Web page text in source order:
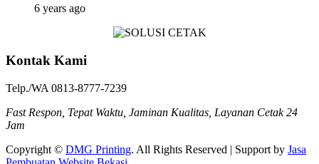
6 years ago
Kontak Kami
Telp./WA 0813-8777-7239
Fast Respon, Tepat Waktu, Jaminan Kualitas, Layanan Cetak 24
Jam
Copyright © DMG Printing. All Rights Reserved | Support by Jasa